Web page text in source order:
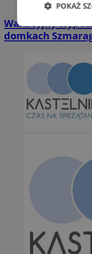
Wakacyjny
domkach
POKAŻ
Niezbędne
takich jak
można
QeSessID